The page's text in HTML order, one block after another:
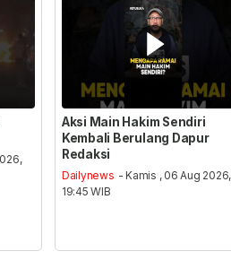
Aksi Main Hakim Sendiri
Kembali Berulang Dapur
Redaksi
Dailynews - Kamis , 06 Aug 2026,
19:45 WIB